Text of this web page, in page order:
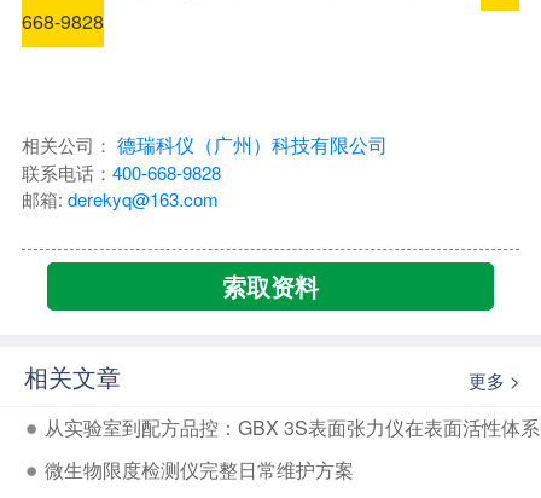
668-9828
相关公司： 德瑞科仪（广州）科技有限公司
联系电话： 400-668-9828
邮箱: derekyq@163.com
索取资料
相关文章 更多 >
从实验室到配方品控：GBX 3S表面张力仪在表面活性体
微生物限度检测仪完整日常维护方案